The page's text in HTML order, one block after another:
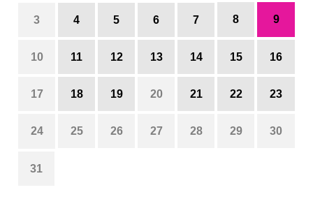
3 4 5 6 7 8 9
10 11 12 13 14 15 16
17 18 19 20 21 22 23
24 25 26 27 28 29 30
31